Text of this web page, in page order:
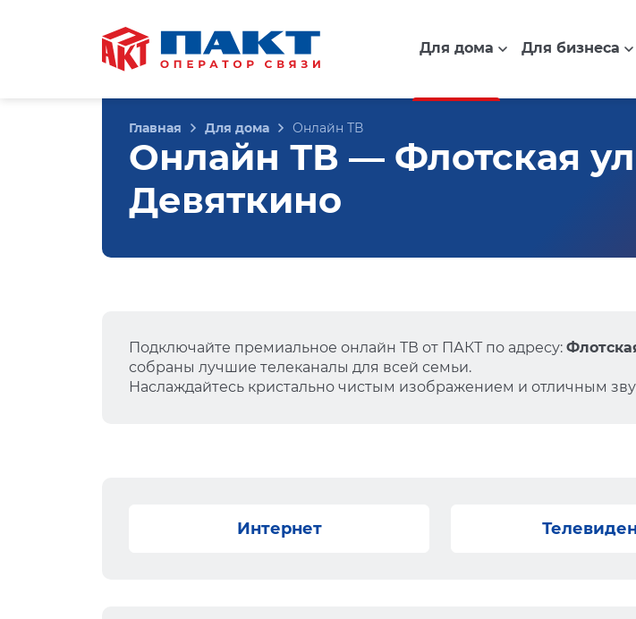
Для дома Для бизнеса
Главная Для дома Онлайн ТВ
Онлайн ТВ — Флотская
Девяткино
Подключайте премиальное онлайн ТВ от ПАКТ по адресу:
собраны лучшие телеканалы для всей семьи.
Наслаждайтесь кристально чистым изображением и отличным
Интернет